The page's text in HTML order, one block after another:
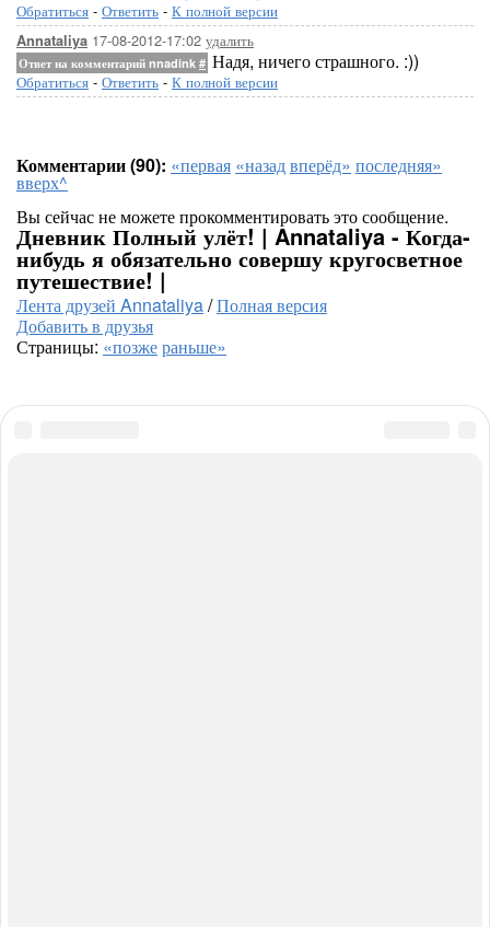
Обратиться - Ответить - К полной версии
Annataliya 17-08-2012-17:02 удалить
Ответ на комментарий nnadink # Надя, ничего страшного. :))
Обратиться - Ответить - К полной версии
Комментарии (90): «первая «назадвперёд» последняя»
вверх^
Вы сейчас не можете прокомментировать это сообщение.
Дневник Полный улёт! | Annataliya - Когда-
нибудь я обязательно совершу кругосветное
путешествие! |
Лента друзей Annataliya/Полная версия
Добавить в друзья
Страницы: «позжераньше»